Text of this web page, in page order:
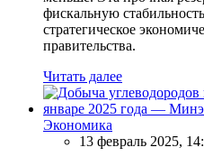
фискальную
стратегическое
правительства.
Читать далее
Экономика
13 февраль 2025,